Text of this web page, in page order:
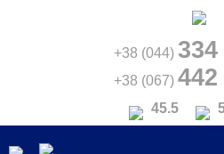
+38 (044) 334
+38 (067) 442
45.5